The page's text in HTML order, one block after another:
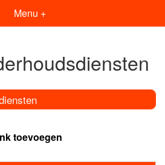
Menu +
toevoegen